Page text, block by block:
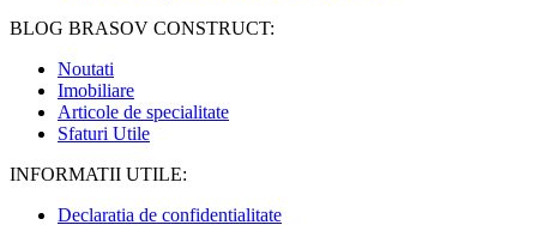
BLOG BRASOV CONSTRUCT:
Noutati
Imobiliare
Articole de specialitate
Sfaturi Utile
INFORMATII UTILE:
Declaratia de confidentialitate